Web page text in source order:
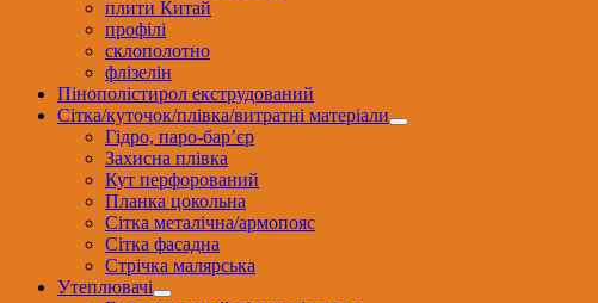
плити Китай
профілі
склополотно
флізелін
Пінополістирол екструдований
Сітка/куточок/плівка/витратні матеріали
Гідро, паро-бар’єр
Захисна плівка
Кут перфорований
Планка цокольна
Сітка металічна/армопояс
Сітка фасадна
Стрічка малярська
Утеплювачі